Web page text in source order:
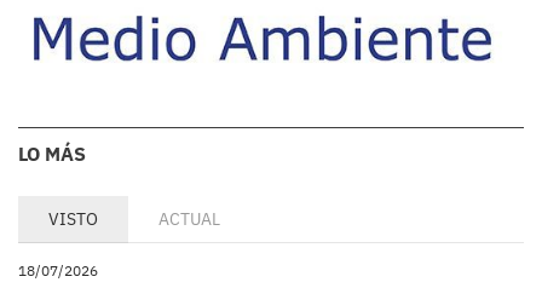
LO MÁS
VISTO ACTUAL
18/07/2026